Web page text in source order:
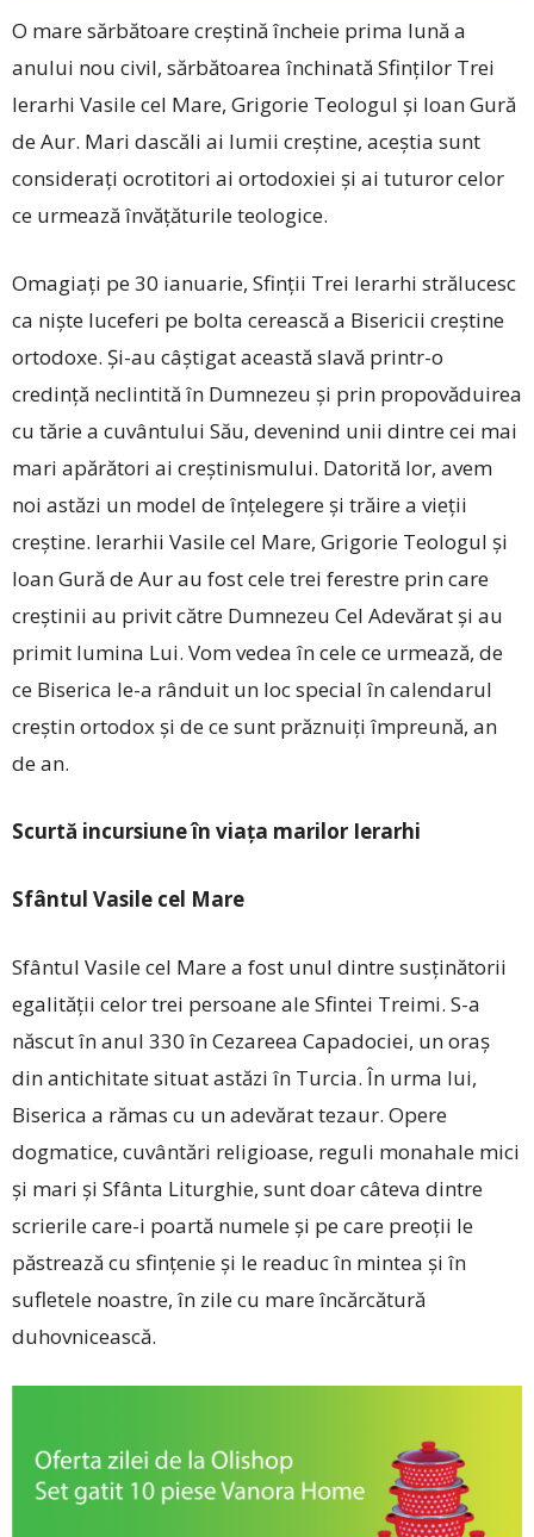
O mare sărbătoare creştină încheie prima lună a
anului nou civil, sărbătoarea închinată Sfinţilor Trei
Ierarhi Vasile cel Mare, Grigorie Teologul şi Ioan Gură
de Aur. Mari dascăli ai lumii creştine, aceştia sunt
consideraţi ocrotitori ai ortodoxiei şi ai tuturor celor
ce urmează învăţăturile teologice.
Omagiaţi pe 30 ianuarie, Sfinţii Trei Ierarhi strălucesc
ca nişte luceferi pe bolta cerească a Bisericii creştine
ortodoxe. Şi-au câştigat această slavă printr-o
credinţă neclintită în Dumnezeu şi prin propovăduirea
cu tărie a cuvântului Său, devenind unii dintre cei mai
mari apărători ai creştinismului. Datorită lor, avem
noi astăzi un model de înţelegere şi trăire a vieţii
creştine. Ierarhii Vasile cel Mare, Grigorie Teologul şi
Ioan Gură de Aur au fost cele trei ferestre prin care
creştinii au privit către Dumnezeu Cel Adevărat şi au
primit lumina Lui. Vom vedea în cele ce urmează, de
ce Biserica le-a rânduit un loc special în calendarul
creştin ortodox şi de ce sunt prăznuiţi împreună, an
de an.
Scurtă incursiune în viaţa marilor Ierarhi
Sfântul Vasile cel Mare
Sfântul Vasile cel Mare a fost unul dintre susţinătorii
egalităţii celor trei persoane ale Sfintei Treimi. S-a
născut în anul 330 în Cezareea Capadociei, un oraş
din antichitate situat astăzi în Turcia. În urma lui,
Biserica a rămas cu un adevărat tezaur. Opere
dogmatice, cuvântări religioase, reguli monahale mici
şi mari şi Sfânta Liturghie, sunt doar câteva dintre
scrierile care-i poartă numele şi pe care preoţii le
păstrează cu sfinţenie şi le readuc în mintea şi în
sufletele noastre, în zile cu mare încărcătură
duhovnicească.